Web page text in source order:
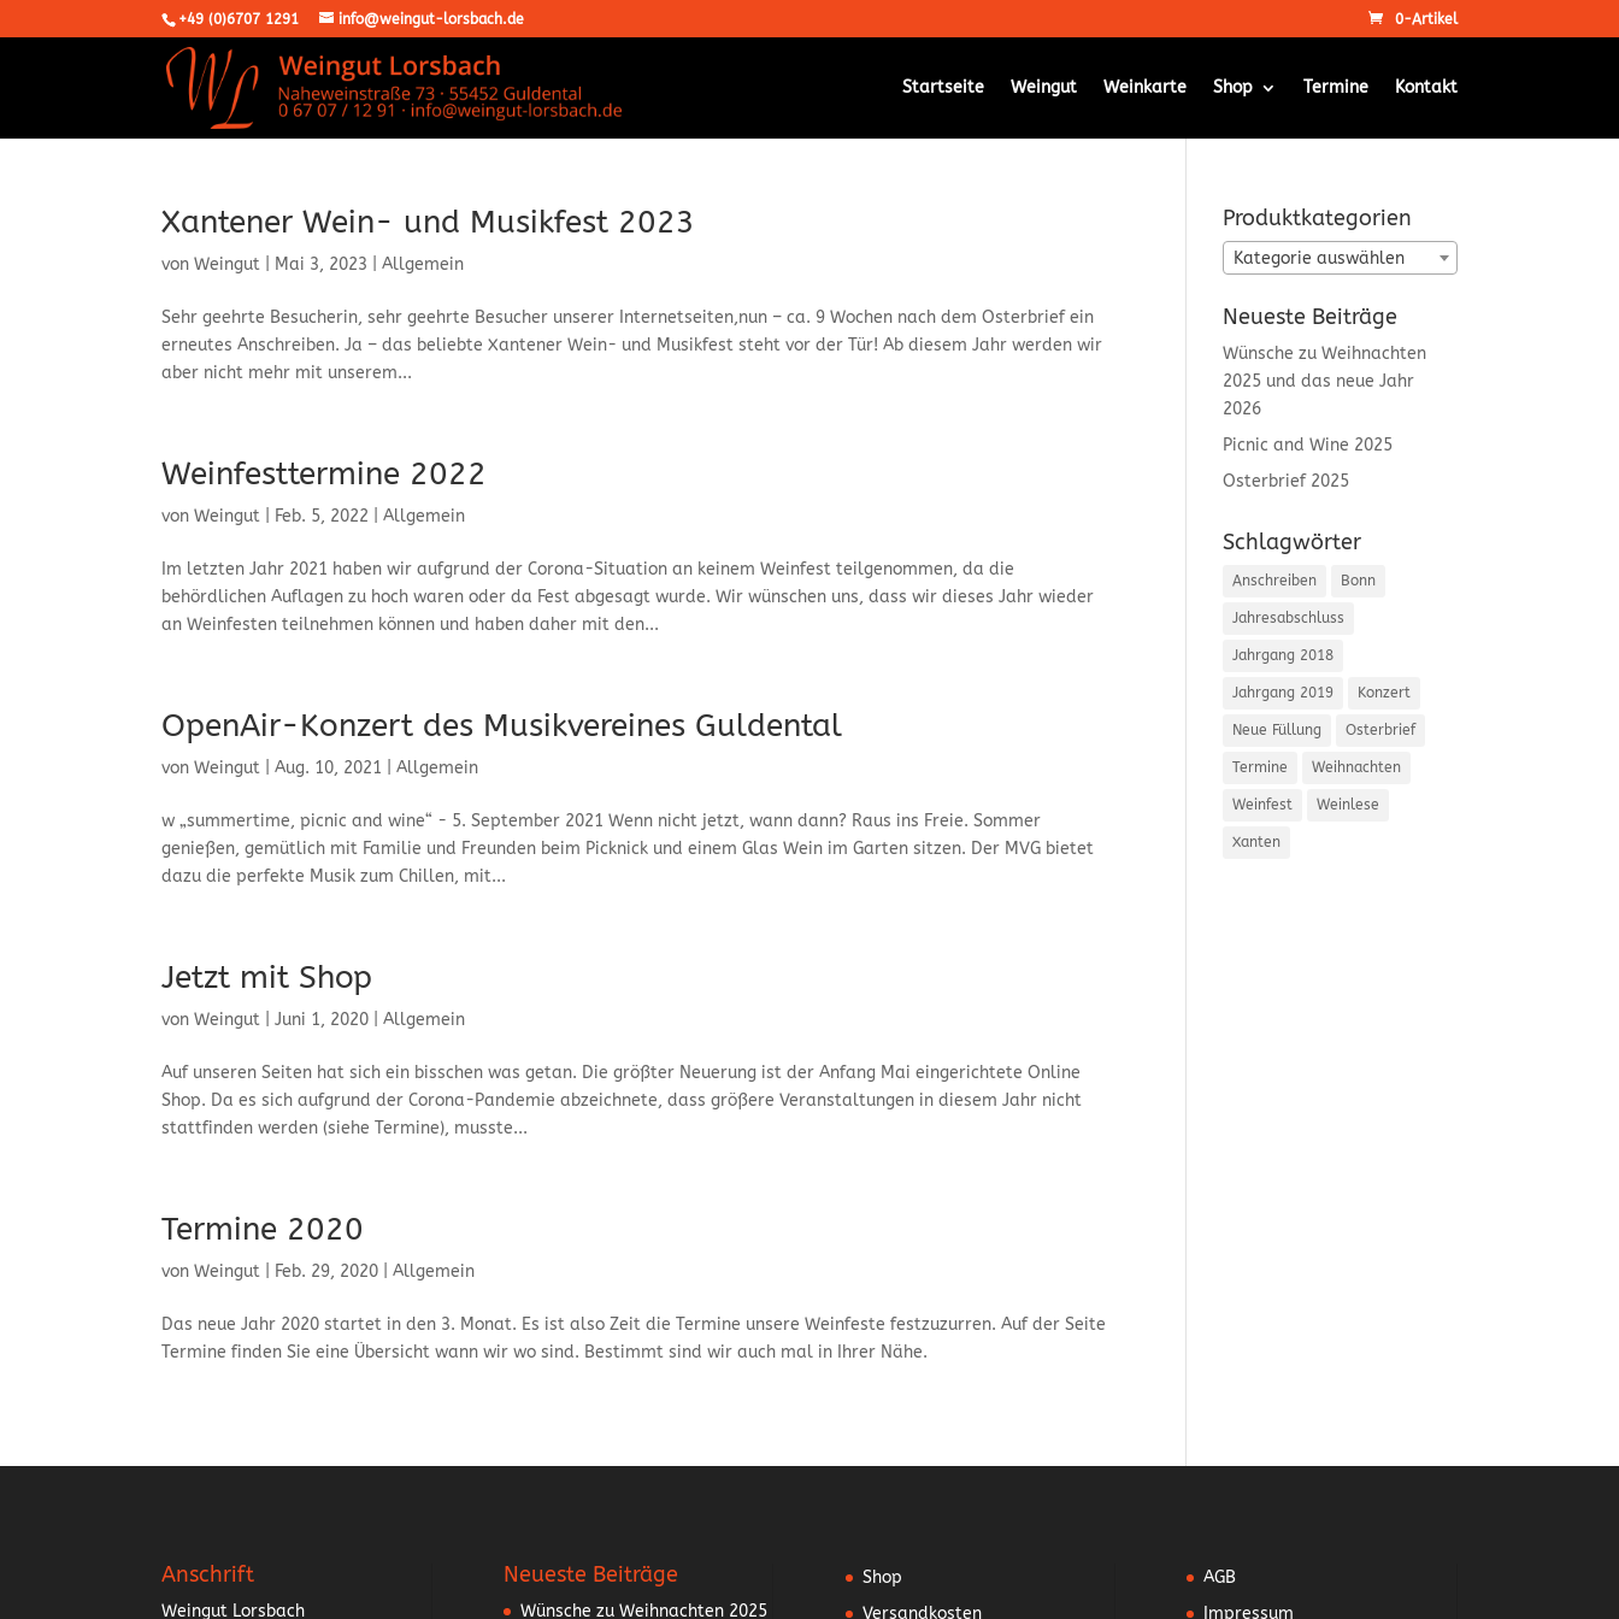
+49 (0)6707 1291 info@weingut-lorsbach.de 0-Artikel
Startseite Weingut Weinkarte Shop Termine Kontakt
Xantener Wein- und Musikfest 2023
vonWeingut Mai 3, 2023 |Allgemein
Sehr geehrte Besucherin, sehr geehrte Besucher unserer Internetseiten,nun – ca. 9 Wochen nach dem Osterbrief ein
erneutes Anschreiben. Ja – das beliebte Xantener Wein- und Musikfest steht vor der Tür! Ab diesem Jahr werden wir
aber nicht mehr mit unserem...
Weinfesttermine 2022
vonWeingut Feb. 5, 2022 |Allgemein
Im letzten Jahr 2021 haben wir aufgrund der Corona-Situation an keinem Weinfest teilgenommen, da die
behördlichen Auflagen zu hoch waren oder da Fest abgesagt wurde. Wir wünschen uns, dass wir dieses Jahr wieder
an Weinfesten teilnehmen können und haben daher mit den...
OpenAir-Konzert des Musikvereines Guldental
vonWeingut |Aug. 10, 2021 |Allgemein
w „summertime, picnic and wine“ - 5. September 2021 Wenn nicht jetzt, wann dann? Raus ins Freie. Sommer
genießen, gemütlich mit Familie und Freunden beim Picknick und einem Glas Wein im Garten sitzen. Der MVG bietet
dazu die perfekte Musik zum Chillen, mit...
Jetzt mit Shop
vonWeingut |Juni 1, 2020 |Allgemein
Auf unseren Seiten hat sich ein bisschen was getan. Die größter Neuerung ist der Anfang Mai eingerichtete Online
Shop. Da es sich aufgrund der Corona-Pandemie abzeichnete, dass größere Veranstaltungen in diesem Jahr nicht
stattfinden werden (siehe Termine), musste...
Termine 2020
vonWeingut Feb. 29, 2020 |Allgemein
Das neue Jahr 2020 startet in den 3. Monat. Es ist also Zeit die Termine unsere Weinfeste festzuzurren. Auf der Seite
Termine finden Sie eine Übersicht wann wir wo sind. Bestimmt sind wir auch mal in Ihrer Nähe.
Produktkategorien
Kategorie auswählen
Neueste Beiträge
Wünsche zu Weihnachten
2025 und das neue Jahr
2026
Picnic and Wine 2025
Osterbrief 2025
Schlagwörter
Anschreiben Bonn
Jahresabschluss
Jahrgang 2018
Jahrgang 2019 Konzert
Neue Füllung Osterbrief
Termine Weihnachten
Weinfest Weinlese
Xanten
Anschrift
Weingut Lorsbach
Neueste Beiträge
Wünsche zu Weihnachten 2025
Shop
Versandkosten
AGB
Impressum